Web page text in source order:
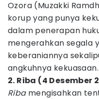
Ozora (Muzakki
korup yang punya
dalam penerapan
mengerahkan segala
keberaniannya
angkuhnya kekuasaan.
2. Riba (4 Desember
Ribamengisahkan